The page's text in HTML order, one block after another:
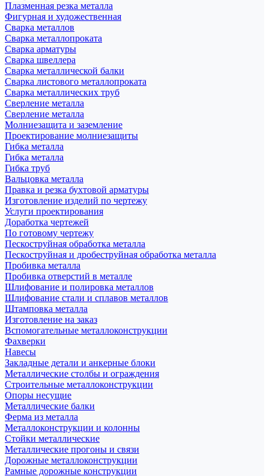
Плазменная резка металла
Фигурная и художественная
Сварка металлов
Сварка металлопроката
Сварка арматуры
Сварка швеллера
Сварка металлической балки
Сварка листового металлопроката
Сварка металлических труб
Сверление металла
Сверление металла
Молниезащита и заземление
Проектирование молниезащиты
Гибка металла
Гибка металла
Гибка труб
Вальцовка металла
Правка и резка бухтовой арматуры
Изготовление изделий по чертежу
Услуги проектирования
Доработка чертежей
По готовому чертежу
Пескоструйная обработка металла
Пескоструйная и дробеструйная обработка металла
Пробивка металла
Пробивка отверстий в металле
Шлифование и полировка металлов
Шлифование стали и сплавов металлов
Штамповка металла
Изготовление на заказ
Вспомогательные металлоконструкции
Фахверки
Навесы
Закладные детали и анкерные блоки
Металлические столбы и ограждения
Строительные металлоконструкции
Опоры несущие
Металлические балки
Ферма из металла
Металлоконструкции и колонны
Стойки металлические
Металлические прогоны и связи
Дорожные металлоконструкции
Рамные дорожные конструкции